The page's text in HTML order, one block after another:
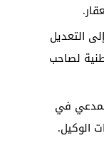
التعديل
لصاحب
في
الوكيل.